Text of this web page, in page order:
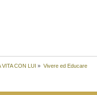
VITA CON LUI » Vivere ed Educare